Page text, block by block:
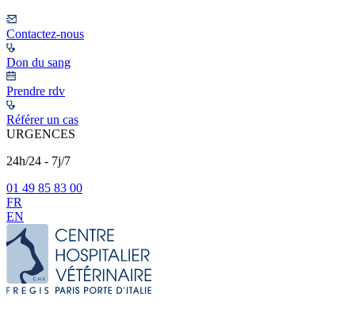
Contactez-nous
Don du sang
Prendre rdv
Référer un cas
URGENCES
24h/24 - 7j/7
01 49 85 83 00
FR
EN